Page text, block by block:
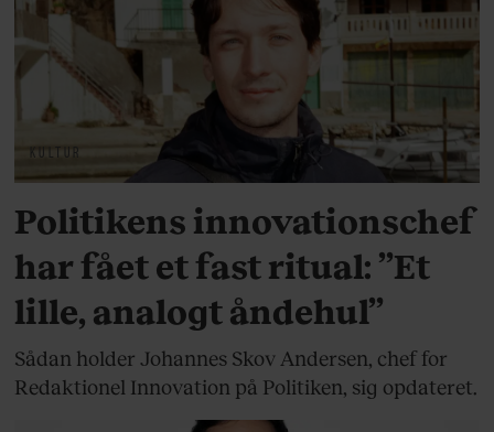
KULTUR
Politikens innovationschef
har fået et fast ritual: ”Et
lille, analogt åndehul”
Sådan holder Johannes Skov Andersen, chef for
Redaktionel Innovation på Politiken, sig opdateret.